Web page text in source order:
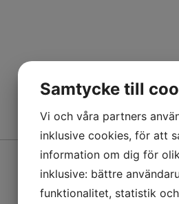
Samtycke till
Vi och våra partners
inklusive cookies, för att
information om dig för
inklusive: bättre
funktionalitet, statistik